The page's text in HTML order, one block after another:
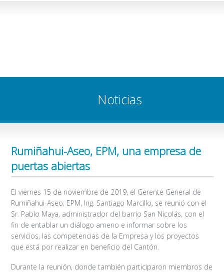
Noticias
Rumiñahui-Aseo, EPM, una empresa de
puertas abiertas
El viernes 15 de noviembre de 2019, el Gerente General de
Rumiñahui-Aseo, EPM, Ing. Santiago Marcillo, se reunió con el
Sr. Pablo Maya, administrador del barrio San Nicolás, con el
fin de entablar un diálogo ameno e informar sobre los
servicios, las competencias de la Empresa y los proyectos
que está por realizar en beneficio del Cantón.
Durante la reunión, donde también participaron miembros de